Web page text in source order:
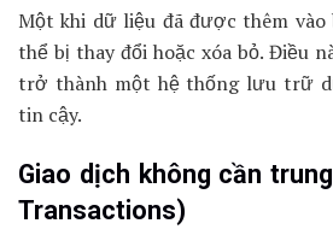
Một khi dữ liệu đã được thêm vào
thể bị thay đổi hoặc xóa bỏ. Điều
trở thành một hệ thống lưu trữ
tin cậy.
Giao dịch không cần
Transactions)